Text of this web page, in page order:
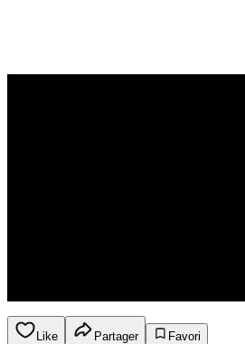
Like Partager
Favori